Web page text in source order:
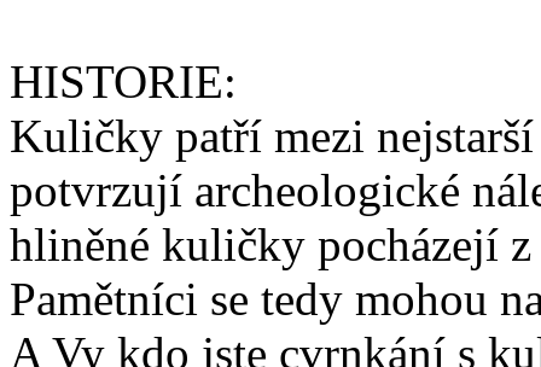
HISTORIE:
Kuličky patří mezi
potvrzují archeologické
hliněné kuličky pocházejí
Pamětníci se tedy mohou
A Vy kdo jste cvrnkání s